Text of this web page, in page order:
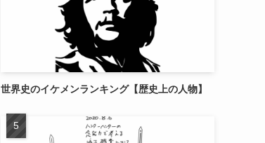
世界史のイケメンランキング【歴史上の人物】